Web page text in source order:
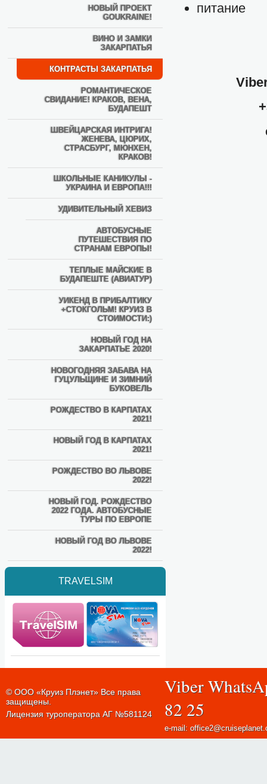
НОВЫЙ ПРОЕКТ
GOUKRAINE!
ВИНО И ЗАМКИ
ЗАКАРПАТЬЯ
КОНТРАСТЫ ЗАКАРПАТЬЯ
РОМАНТИЧЕСКОЕ
СВИДАНИЕ! КРАКОВ, ВЕНА,
БУДАПЕШТ
ШВЕЙЦАРСКАЯ ИНТРИГА!
ЖЕНЕВА, ЦЮРИХ,
СТРАСБУРГ, МЮНХЕН,
КРАКОВ!
ШКОЛЬНЫЕ КАНИКУЛЫ -
УКРАИНА И ЕВРОПА!!!
УДИВИТЕЛЬНЫЙ ХЕВИЗ
АВТОБУСНЫЕ
ПУТЕШЕСТВИЯ ПО
СТРАНАМ ЕВРОПЫ!
ТЕПЛЫЕ МАЙСКИЕ В
БУДАПЕШТЕ (АВИАТУР)
УИКЕНД В ПРИБАЛТИКУ
+СТОКГОЛЬМ! КРУИЗ В
СТОИМОСТИ:)
НОВЫЙ ГОД НА
ЗАКАРПАТЬЕ 2020!
НОВОГОДНЯЯ ЗАБАВА НА
ГУЦУЛЬЩИНЕ И ЗИМНИЙ
БУКОВЕЛЬ
РОЖДЕСТВО В КАРПАТАХ
2021!
НОВЫЙ ГОД В КАРПАТАХ
2021!
РОЖДЕСТВО ВО ЛЬВОВЕ
2022!
НОВЫЙ ГОД. РОЖДЕСТВО
2022 ГОДА. АВТОБУСНЫЕ
ТУРЫ ПО ЕВРОПЕ
НОВЫЙ ГОД ВО ЛЬВОВЕ
2022!
TRAVELSIM
питание
© ООО «Круиз Плэнет» Все права
защищены.
Лицензия туроператора АГ №581124
Viber
82 25
e-mail: